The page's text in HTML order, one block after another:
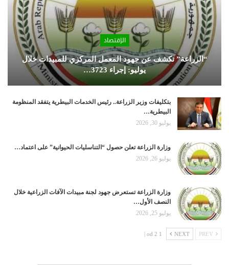
الإقتصاد
“الزراعة” تكشف عن جهود المعمل المركزي للمبيدات خلال
يوليو: إجراء 3723…
بتكليفات وزير الزراعة.. رئيس الخدمات البيطرية يتفقد المنظومة
البيطرية…
يوليو 30, 2026
وزارة الزراعة تعلن حصول “التناسليات الحيوانية” على اعتماد…
يوليو 26, 2026
وزارة الزراعة تستعرض جهود لجنة مبيدات الآفات الزراعية خلال
النصف الأول…
يوليو 25, 2026
NEXT
1 od 2 |